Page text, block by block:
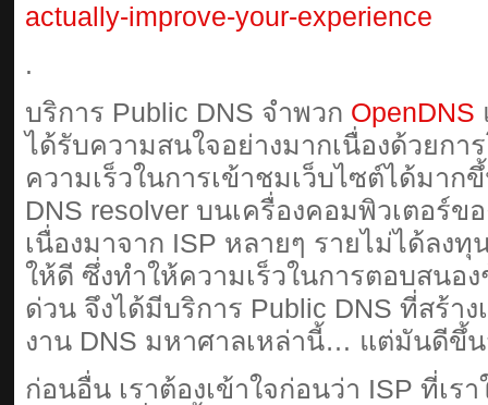
actually-improve-your-experience
.
บริการ Public DNS จำพวก OpenDNS
ได้รับความสนใจอย่างมากเนื่องด้วยก
ความเร็วในการเข้าชมเว็บไซต์ได้มาก
DNS resolver บนเครื่องคอมพิวเตอร์
เนื่องมาจาก ISP หลายๆ รายไม่ได้ลงทุ
ให้ดี ซึ่งทำให้ความเร็วในการตอบสนอง
ด่วน จึงได้มีบริการ Public DNS ที่สร้า
งาน DNS มหาศาลเหล่านี้… แต่มันดีขึ้น
ก่อนอื่น เราต้องเข้าใจก่อนว่า ISP ที่เร